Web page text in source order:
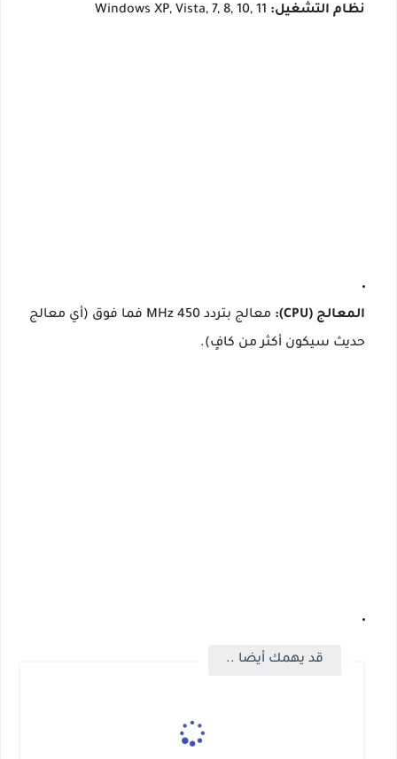
نظام التشغيل:
المعالج (CPU):
معالج بتردد 450 MHz فما فوق (أي معالج
حديث سيكون أكثر من كافٍ).
قد يهمك أيضا ..